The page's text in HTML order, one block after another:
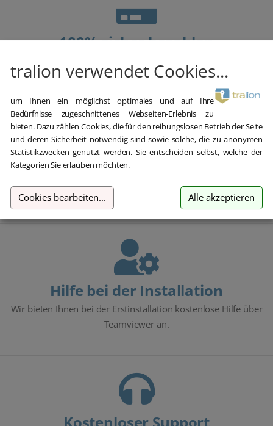
100% sicher bezahlen
Verschlüsselung im Shop kaufen.
Blitzversand
E-Mail Versand und Sofortdownload innerhalb 5-30 Minuten.
Hilfe bei der Installation
Wir bieten Ihnen bei der Erstinstallation kostenlose Hilfe über
Teamviewer an.
tralion verwendet Cookies...
um Ihnen ein möglichst optimales und auf Ihre
Bedürfnisse zugeschnittenes Webseiten-Erlebnis zu
bieten. Dazu zählen Cookies, die für den reibungslosen Betrieb der Seite
und deren Sicherheit notwendig sind sowie solche, die zu anonymen
Statistikzwecken genutzt werden. Sie entscheiden selbst, welche der
Kategorien Sie erlauben möchten.
Cookies bearbeiten... Alle akzeptieren